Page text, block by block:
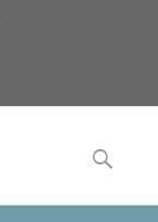
Поиск
для: